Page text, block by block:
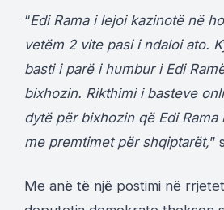
“Edi Rama i lejoi kazinotë në
vetëm 2 vite pasi i ndaloi ato.
basti i parë i humbur i Edi
bixhozin. Rikthimi i basteve
dytë për bixhozin që Edi Rama
me premtimet për shqiptarët,”
Me anë të një postimi në